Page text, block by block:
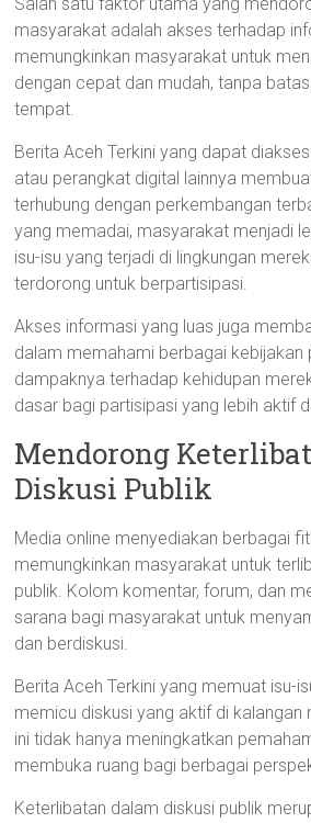
masyarakat adalah akses terhadap
memungkinkan masyarakat untuk
dengan cepat dan mudah, tanpa
tempat.
Berita Aceh Terkini yang dapat
atau perangkat digital lainnya
terhubung dengan perkembangan
yang memadai, masyarakat menjadi
isu-isu yang terjadi di lingkungan
terdorong untuk berpartisipasi.
Akses informasi yang luas juga
dalam memahami berbagai kebijakan
dampaknya terhadap kehidupan
dasar bagi partisipasi yang lebih aktif
Mendorong
Diskusi Publik
Media online menyediakan berbagai
memungkinkan masyarakat untuk
publik. Kolom komentar, forum, dan
sarana bagi masyarakat untuk
dan berdiskusi.
Berita Aceh Terkini yang memuat isu-
memicu diskusi yang aktif di kalangan
ini tidak hanya meningkatkan
membuka ruang bagi berbagai
Keterlibatan dalam diskusi publik